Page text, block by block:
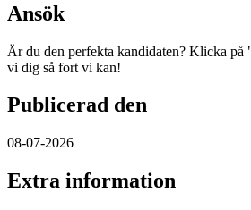
Ansök
Är du den perfekta kandidaten? Klicka
vi dig så fort vi kan!
Publicerad den
08-07-2026
Extra information